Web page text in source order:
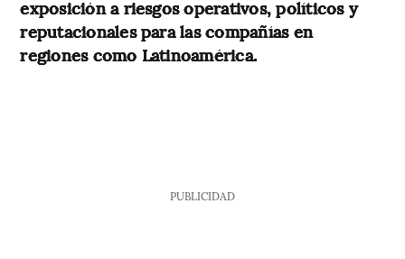
exposición a riesgos operativos, políticos y
reputacionales para las compañías en
regiones como Latinoamérica.
PUBLICIDAD